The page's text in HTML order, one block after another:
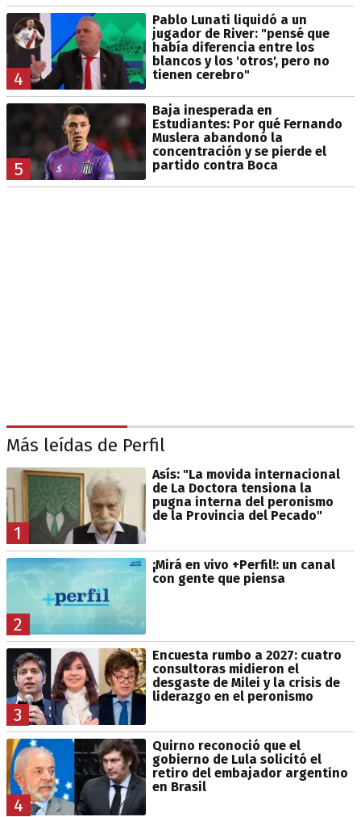
4
Pablo Lunati liquidó a un
jugador de River: "pensé que
había diferencia entre los
blancos y los 'otros', pero no
tienen cerebro"
5
Baja inesperada en
Estudiantes: Por qué Fernando
Muslera abandonó la
concentración y se pierde el
partido contra Boca
Más leídas de Perfil
1
Asís: "La movida internacional
de La Doctora tensiona la
pugna interna del peronismo
de la Provincia del Pecado"
2
¡Mirá en vivo +Perfil!: un canal
con gente que piensa
3
Encuesta rumbo a 2027: cuatro
consultoras midieron el
desgaste de Milei y la crisis de
liderazgo en el peronismo
4
Quirno reconoció que el
gobierno de Lula solicitó el
retiro del embajador argentino
en Brasil